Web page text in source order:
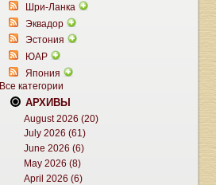
Шри-Ланка
Эквадор
Эстония
ЮАР
Япония
Все категории
АРХИВЫ
August 2026 (20)
July 2026 (61)
June 2026 (6)
May 2026 (8)
April 2026 (6)